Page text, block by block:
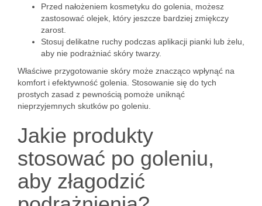
Przed nałożeniem kosmetyku do golenia, możesz
zastosować olejek, który jeszcze bardziej zmiękczy
zarost.
Stosuj delikatne ruchy podczas aplikacji pianki lub żelu,
aby nie podrażniać skóry twarzy.
Właściwe przygotowanie skóry może znacząco wpłynąć na
komfort i efektywność golenia. Stosowanie się do tych
prostych zasad z pewnością pomoże uniknąć
nieprzyjemnych skutków po goleniu.
Jakie produkty
stosować po goleniu,
aby złagodzić